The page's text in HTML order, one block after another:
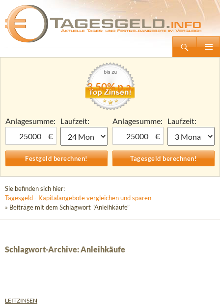
Tagesgeld.info – Tagesgeldkonten vergleichen und Tagesgeld-Zinsen berechnen
Zum
3,50% p.a.
Anlagesumme:
€
Laufzeit:
Anlagesumme:
€
Laufzeit:
Sie befinden sich hier:
Tagesgeld - Kapitalangebote vergleichen und sparen
» Beiträge mit dem Schlagwort "Anleihkäufe"
Schlagwort-Archive: Anleihkäufe
LEITZINSEN